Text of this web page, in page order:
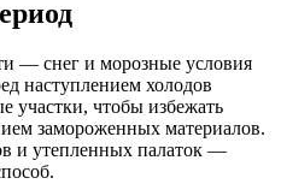
— снег и морозные условия
наступлением холодов
участки, чтобы избежать
замороженных материалов.
и утепленных палаток —